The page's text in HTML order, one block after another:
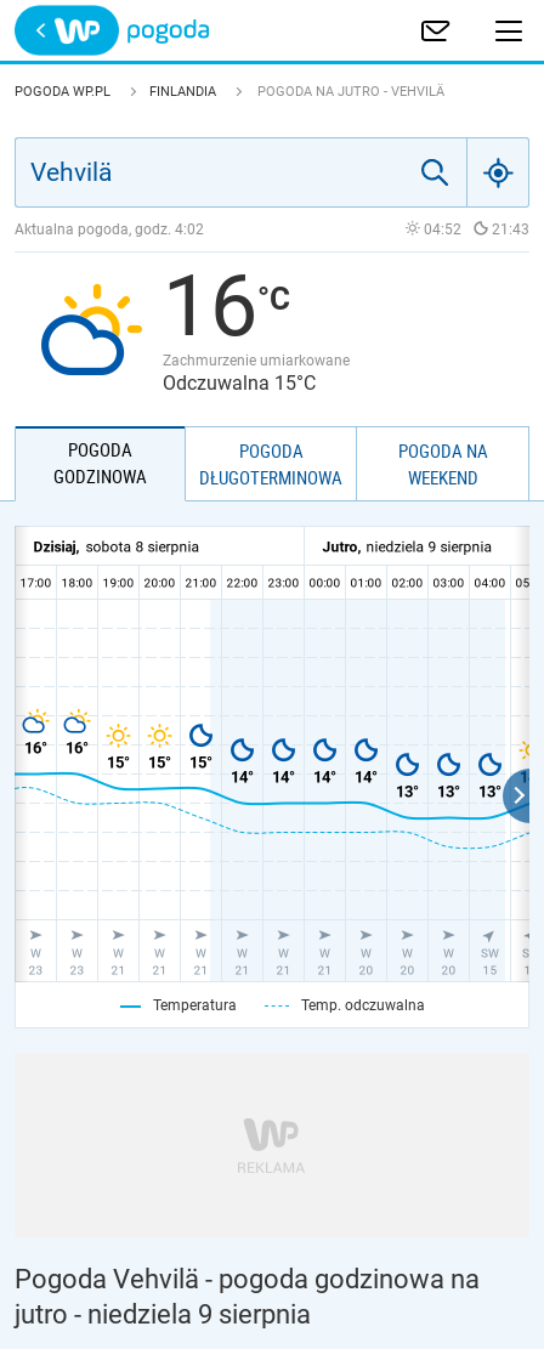
Trwa ładowanie
POLSKA
POGODA WP.PL FINLANDIA POGODA NA JUTRO - VEHVILÄ
Aktualna pogoda, godz. 4:02 04:52 21:43
16
Zachmurzenie umiarkowane
Odczuwalna 15°C
POGODA
GODZINOWA
POGODA
DŁUGOTERMINOWA
POGODA NA
WEEKEND
Temperatura Temp. odczuwalna
Pogoda Vehvilä - pogoda godzinowa na
jutro - niedziela 9 sierpnia